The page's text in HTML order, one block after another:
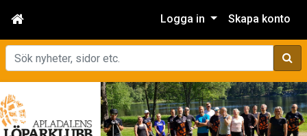
Logga in Skapa konto
Sök